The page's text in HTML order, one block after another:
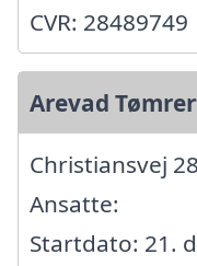
CVR: 28489749
Arevad
Christiansvej
Ansatte:
Startdato: 21.